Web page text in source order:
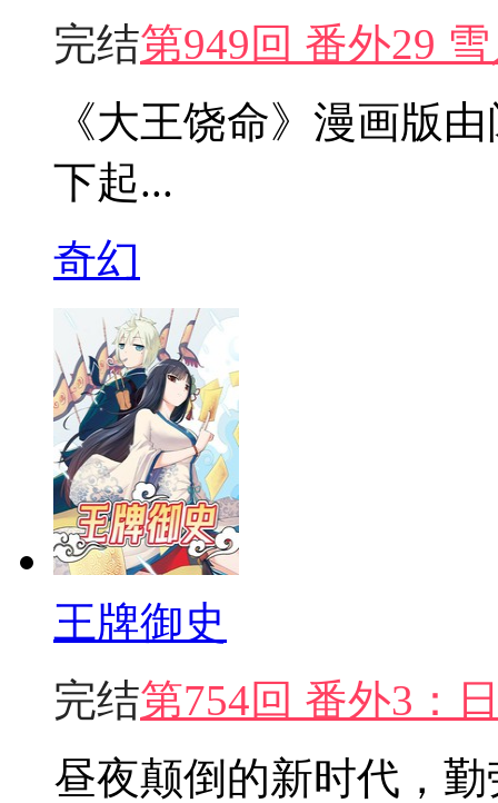
完结第949回 番外29
《大王饶命》漫画版
下起...
奇幻
王牌御史
完结第754回 番外3：
昼夜颠倒的新时代，